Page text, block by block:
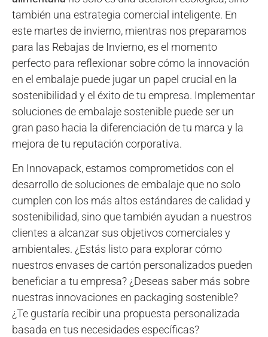
también una estrategia comercial inteligente. En
este martes de invierno, mientras nos preparamos
para las Rebajas de Invierno, es el momento
perfecto para reflexionar sobre cómo la innovación
en el embalaje puede jugar un papel crucial en la
sostenibilidad y el éxito de tu empresa. Implementar
soluciones de embalaje sostenible puede ser un
gran paso hacia la diferenciación de tu marca y la
mejora de tu reputación corporativa.
En Innovapack, estamos comprometidos con el
desarrollo de soluciones de embalaje que no solo
cumplen con los más altos estándares de calidad y
sostenibilidad, sino que también ayudan a nuestros
clientes a alcanzar sus objetivos comerciales y
ambientales. ¿Estás listo para explorar cómo
nuestros envases de cartón personalizados pueden
beneficiar a tu empresa? ¿Deseas saber más sobre
nuestras innovaciones en packaging sostenible?
¿Te gustaría recibir una propuesta personalizada
basada en tus necesidades específicas?